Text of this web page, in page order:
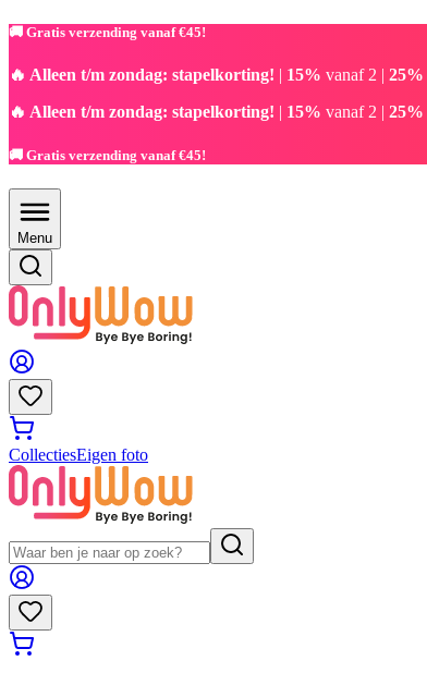
🚚 Gratis verzending vanaf €45!
🔥 Alleen t/m zondag: stapelkorting! | 15% vanaf 2 | 25%
🔥 Alleen t/m zondag: stapelkorting! | 15% vanaf 2 | 25%
🚚 Gratis verzending vanaf €45!
Menu
CollectiesEigen foto